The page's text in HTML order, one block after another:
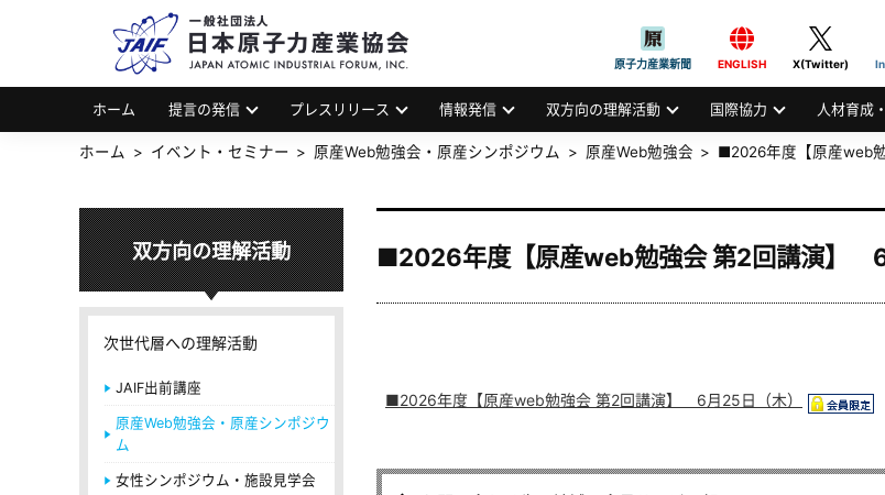
JAPAN ATOMIC INDUSTRIAL FORUM, INC.
原子力産業新聞 ENGLISH X(Twitter)
ホーム 提言の発信 プレスリリース 情報発信 双方向の理解活動 国際協力 人材育成
ホーム イベント・セミナー 原産Web勉強会・原産シンポジウム 原産Web勉強会 ■2026年度【原産web
■2026年度【原産web勉強会 第2回講演】 6
■2026年度【原産web勉強会 第2回講演】 6月25日（木）
双方向の理解活動
次世代層への理解活動
JAIF出前講座
原産Web勉強会・原産シンポジウ
ム
女性シンポジウム・施設見学会